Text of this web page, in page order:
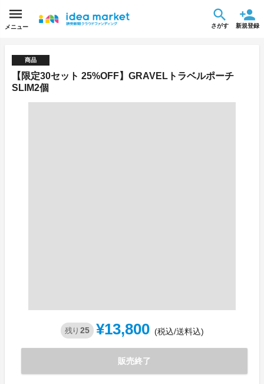
メニュー さがす 新規登録
商品
【限定30セット 25%OFF】GRAVELトラベルポーチ
SLIM2個
残り 25 ¥13,800 (税込/送料込)
販売終了